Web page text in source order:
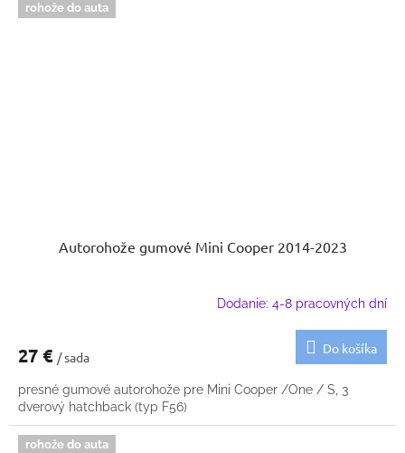
rohože do auta
Autorohože gumové Mini Cooper 2014-2023
Dodanie: 4-8 pracovných dní
27 € / sada
Do košíka
presné gumové autorohože pre Mini Cooper /One / S, 3
dverový hatchback (typ F56)
rohože do auta